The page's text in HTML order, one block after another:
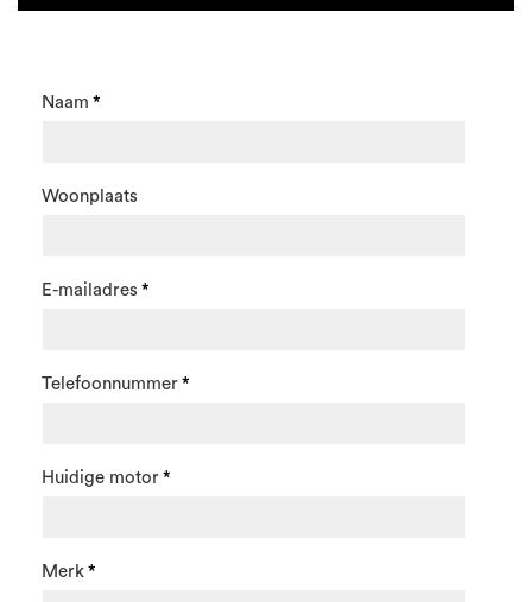
Naam
Woonplaats
E-mailadres
Telefoonnummer
Huidige motor
Merk